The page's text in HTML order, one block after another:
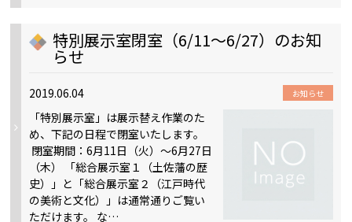
特別展示室閉室（6/11～6/27）のお知
らせ
2019.06.04 お知らせ
「特別展示室」は展示替え作業のた
め、下記の日程で閉室いたします。
閉室期間：6月11日（火）～6月27日
（木） 「総合展示室１（土佐藩の歴
史）」と「総合展示室２（江戸時代
の美術と文化）」は通常通りご覧い
ただけます。 な…